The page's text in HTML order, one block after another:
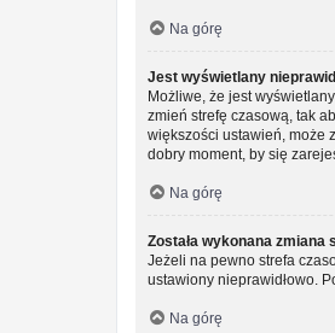
Na górę
Jest wyświetlany
Możliwe, że jest
zmień strefę czasową, tak
większości ustawień, może
dobry moment, by się
Na górę
Została wykonana
Jeżeli na pewno strefa
ustawiony nieprawidłowo.
Na górę